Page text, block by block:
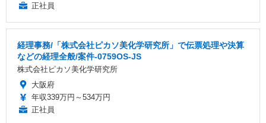
正社員
経理事務/「株式会社ピカソ美化学研究所」で伝票処理や決算
などの経理全般/案件-0759OS-JS
株式会社ピカソ美化学研究所
大阪府
年収339万円～534万円
正社員